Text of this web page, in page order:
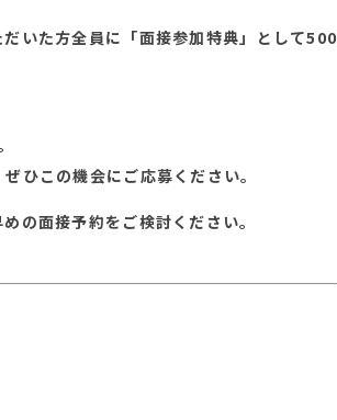
いた方全員に「面接参加特典」として500
ひこの機会にご応募ください。
の面接予約をご検討ください。